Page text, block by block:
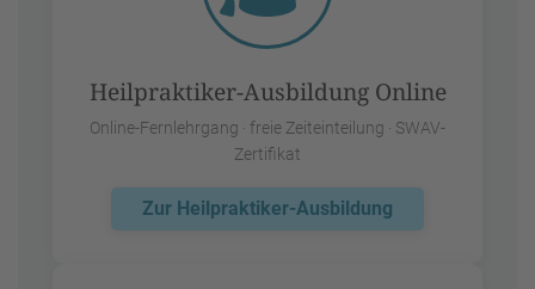
Heilpraktiker-Ausbildung Online
Online-Fernlehrgang · freie Zeiteinteilung · SWAV-
Zertifikat
Zur Heilpraktiker-Ausbildung